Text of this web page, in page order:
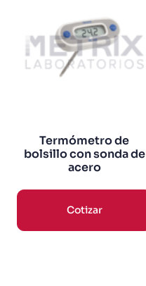
Termómetro de
bolsillo con sonda de
acero
Cotizar